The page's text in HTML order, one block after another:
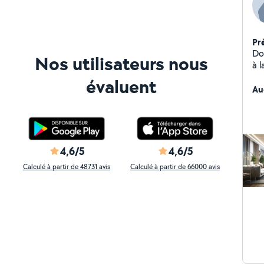
Nos utilisateurs nous
évaluent
4,6/5
Calculé à partir de 48731 avis
4,6/5
Calculé à partir de 66000 avis
à
`|